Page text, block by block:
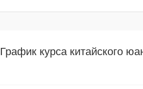
График курса китайского